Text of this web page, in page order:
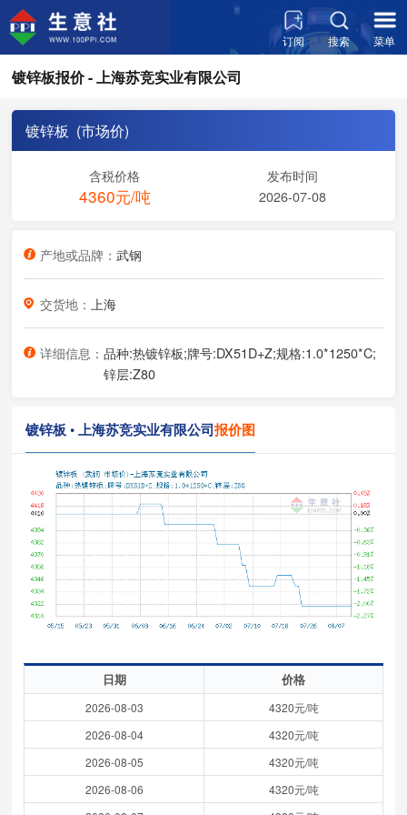
订阅 搜索 菜单
镀锌板报价 - 上海苏竞实业有限公司
镀锌板 (市场价)
含税价格
4360元/吨
发布时间
2026-07-08
产地或品牌： 武钢
交货地： 上海
详细信息： 品种:热镀锌板;牌号:DX51D+Z;规格:1.0*1250*C;
锌层:Z80
镀锌板 • 上海苏竞实业有限公司报价图
日期 价格
2026-08-03
4320元/吨
2026-08-04
4320元/吨
2026-08-05
4320元/吨
2026-08-06
4320元/吨